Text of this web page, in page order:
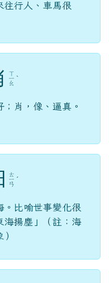
往行人、車馬很
ㄒ
ㄧ
ㄠ
ˋ
肖，像、逼真。
ㄊ
ㄧ
ㄢ
ˊ
。比喻世事變化很
海揚塵」（註：海